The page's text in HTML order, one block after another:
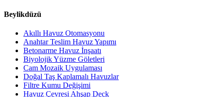
Beylikdüzü
Akıllı Havuz Otomasyonu
Anahtar Teslim Havuz Yapımı
Betonarme Havuz İnşaatı
Biyolojik Yüzme Göletleri
Cam Mozaik Uygulaması
Doğal Taş Kaplamalı Havuzlar
Filtre Kumu Değişimi
Havuz Çevresi Ahşap Deck